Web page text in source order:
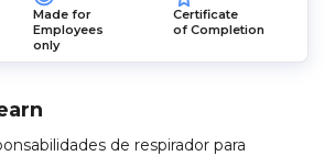
Made for
Employees
only
Certificate
of Completion
de respirador para